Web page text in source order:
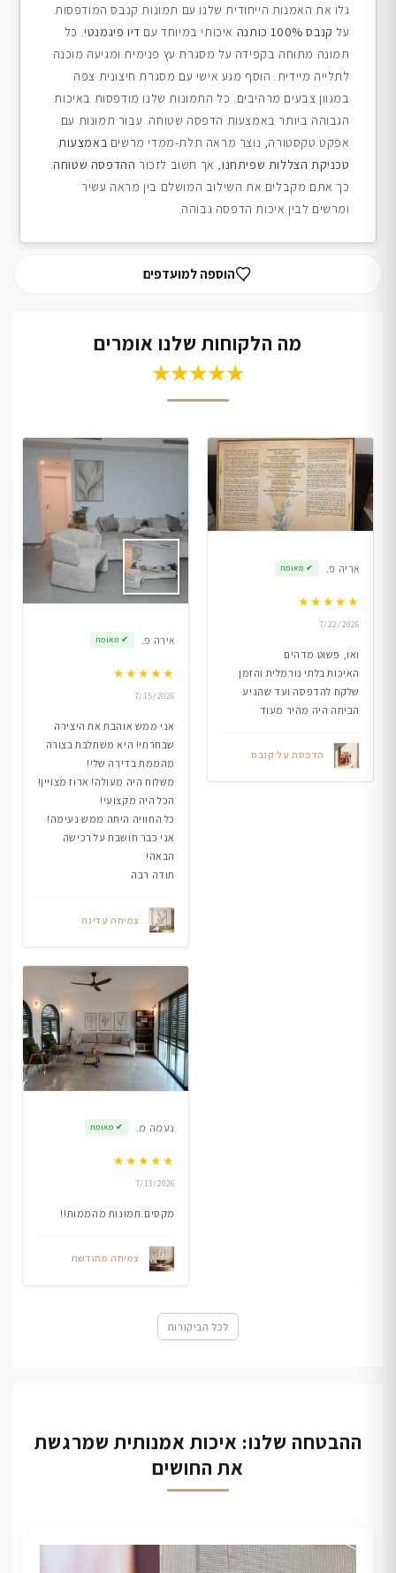
גלו את האמנות הייחודית שלנו עם תמונות קנבס המודפסות
על קנבס 100% כותנה איכותי במיוחד עם דיו פיגמנטי. כל
תמונה מתוחה בקפידה על מסגרת עץ פנימית ומגיעה מוכנה
לתלייה מיידית. הוסף מגע אישי עם מסגרת חיצונית צפה
במגוון צבעים מרהיבים. כל התמונות שלנו מודפסות באיכות
הגבוהה ביותר באמצעות הדפסה שטוחה. עבור תמונות עם
אפקט טקסטורה, נוצר מראה תלת-ממדי מרשים באמצעות
טכניקת הצללות שפיתחנו, אך חשוב לזכור ההדפסה שטוחה.
כך אתם מקבלים את השילוב המושלם בין מראה עשיר
ומרשים לבין איכות הדפסה גבוהה.
הוספה למועדפים
מה הלקוחות שלנו אומרים
★★★★★
אריה פ. ✔ מאומת
★★★★★
7/22/2026
ואו, פשוט מדהים
האיכות בלתי נורמלית והזמן
שלקח להדפסה ועד שהגיע
הביתה היה מהיר מעוד
הדפסה על קנבס
אירה פ. ✔ מאומת
★★★★★
7/15/2026
אני ממש אוהבת את היצירה
שבחרתי! היא משתלבת בצורה
מהממת בדירה שלי!
משלוח היה מעולה! ארוז מצויין!
הכל היה מקצועי!
כל החוויה היתה ממש נעימה!
אני כבר חושבת על רכישה
הבאה!
תודה רבה
צמיחה עדינה
נעמה מ. ✔ מאומת
★★★★★
7/13/2026
מקסים.תמונות מהממות!!
צמיחה מחודשת
לכל הביקורות
ההבטחה שלנו: איכות אמנותית שמרגשת
את החושים